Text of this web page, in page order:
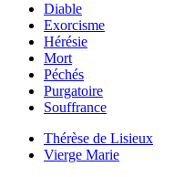
Diable
Exorcisme
Hérésie
Mort
Péchés
Purgatoire
Souffrance
Thérèse de Lisieux
Vierge Marie